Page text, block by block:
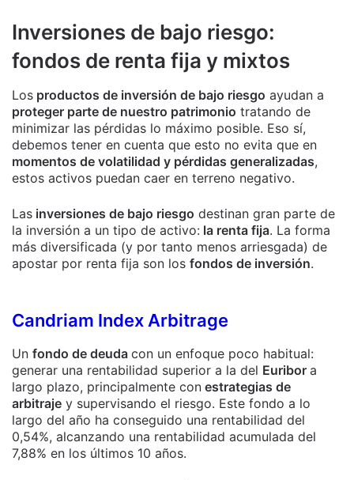
Inversiones de bajo riesgo:
fondos de renta fija y mixtos
Los productos de inversión de bajo riesgo ayudan a
proteger parte de nuestro patrimonio tratando de
minimizar las pérdidas lo máximo posible. Eso sí,
debemos tener en cuenta que esto no evita que en
momentos de volatilidad y pérdidas generalizadas,
estos activos puedan caer en terreno negativo.
Las inversiones de bajo riesgo destinan gran parte de
la inversión a un tipo de activo: la renta fija. La forma
más diversificada (y por tanto menos arriesgada) de
apostar por renta fija son los fondos de inversión.
Candriam Index Arbitrage
Un fondo de deuda con un enfoque poco habitual:
generar una rentabilidad superior a la del Euribor a
largo plazo, principalmente con estrategias de
arbitraje y supervisando el riesgo. Este fondo a lo
largo del año ha conseguido una rentabilidad del
0,54%, alcanzando una rentabilidad acumulada del
7,88% en los últimos 10 años.